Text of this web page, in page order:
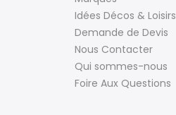
Idées Décos & Loisirs
Demande de Devis
Nous Contacter
Qui sommes-nous
Foire Aux Questions